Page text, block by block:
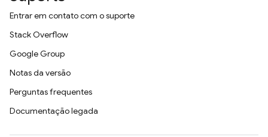
Entrar em contato com o suporte
Stack Overflow
Google Group
Notas da versão
Perguntas frequentes
Documentação legada